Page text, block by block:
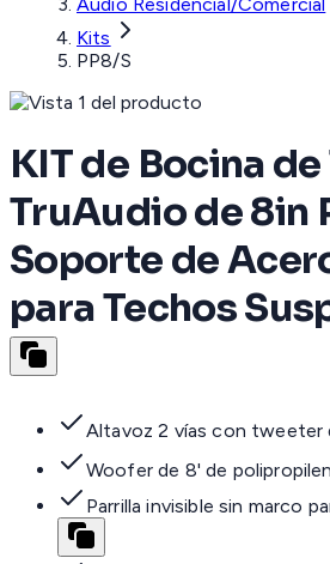
Kits
PP8/S
KIT de Bocina
TruAudio de 8in
Soporte de
para Techos
Altavoz 2 vías con tweeter
Woofer de 8' de
Parrilla invisible sin marco